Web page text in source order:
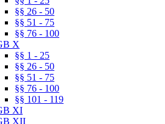
§§ 26 - 50
§§ 51 - 75
§§ 76 - 100
X
§§ 1 - 25
§§ 26 - 50
§§ 51 - 75
§§ 76 - 100
§§ 101 - 119
XI
XII